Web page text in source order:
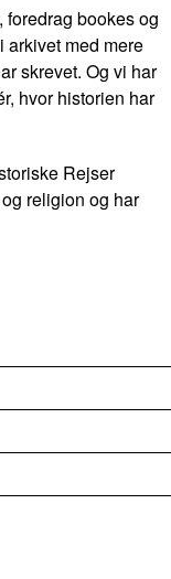
bookes og
med mere
skrevet. Og vi har
hvor historien har
Rejser
religion og har